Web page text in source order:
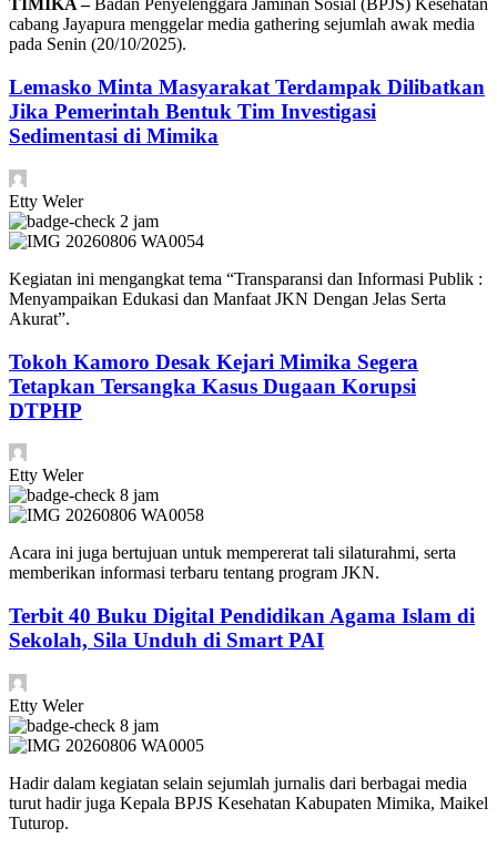
TIMIKA –Badan Penyelenggara Jaminan Sosial (BPJS) Kesehatan
cabang Jayapura menggelar media gathering sejumlah awak media
pada Senin (20/10/2025).
Lemasko Minta Masyarakat Terdampak Dilibatkan
Jika Pemerintah Bentuk Tim Investigasi
Sedimentasi di Mimika
Etty Weler
2 jam
Kegiatan ini mengangkat tema “Transparansi dan Informasi Publik :
Menyampaikan Edukasi dan Manfaat JKN Dengan Jelas Serta
Akurat”.
Tokoh Kamoro Desak Kejari Mimika Segera
Tetapkan Tersangka Kasus Dugaan Korupsi
DTPHP
Etty Weler
8 jam
Acara ini juga bertujuan untuk mempererat tali silaturahmi, serta
memberikan informasi terbaru tentang program JKN.
Terbit 40 Buku Digital Pendidikan Agama Islam di
Sekolah, Sila Unduh di Smart PAI
Etty Weler
8 jam
Hadir dalam kegiatan selain sejumlah jurnalis dari berbagai media
turut hadir juga Kepala BPJS Kesehatan Kabupaten Mimika, Maikel
Tuturop.